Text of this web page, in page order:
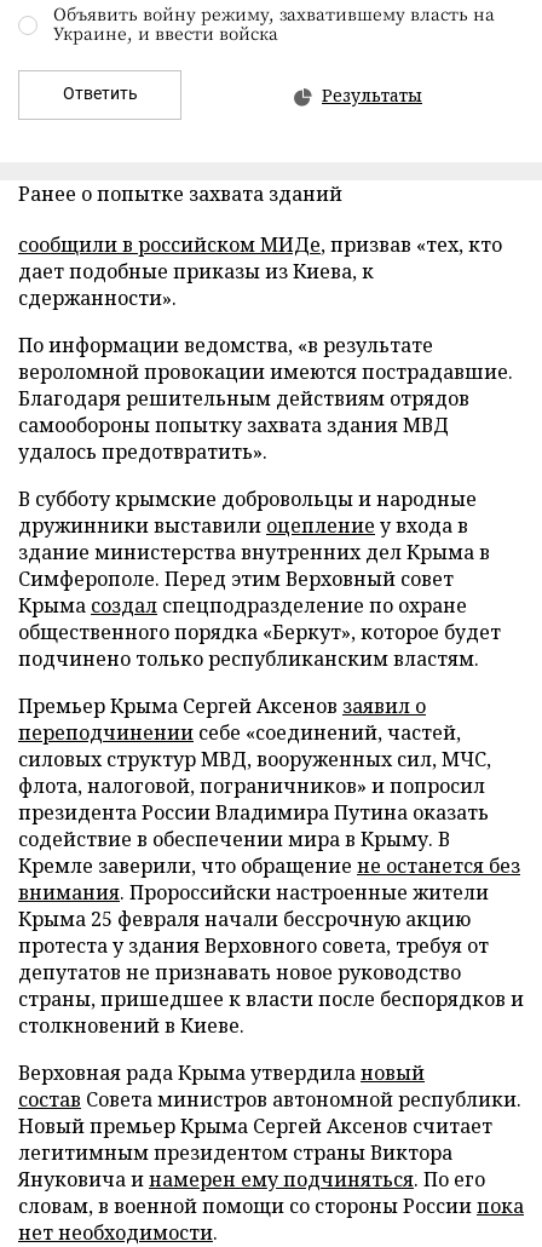
Объявить войну режиму, захватившему власть на
Украине, и ввести войска
Ответить Результаты
Ранее о попытке захвата зданий
сообщили в российском МИДе, призвав «тех, кто
дает подобные приказы из Киева, к
сдержанности».
По информации ведомства, «в результате
вероломной провокации имеются пострадавшие.
Благодаря решительным действиям отрядов
самообороны попытку захвата здания МВД
удалось предотвратить».
В субботу крымские добровольцы и народные
дружинники выставили оцепление у входа в
здание министерства внутренних дел Крыма в
Симферополе. Перед этим Верховный совет
Крыма создал спецподразделение по охране
общественного порядка «Беркут», которое будет
подчинено только республиканским властям.
Премьер Крыма Сергей Аксенов заявил о
переподчинении себе «соединений, частей,
силовых структур МВД, вооруженных сил, МЧС,
флота, налоговой, пограничников» и попросил
президента России Владимира Путина оказать
содействие в обеспечении мира в Крыму. В
Кремле заверили, что обращение не останется без
внимания. Пророссийски настроенные жители
Крыма 25 февраля начали бессрочную акцию
протеста у здания Верховного совета, требуя от
депутатов не признавать новое руководство
страны, пришедшее к власти после беспорядков и
столкновений в Киеве.
Верховная рада Крыма утвердилановый
состав Совета министров автономной республики.
Новый премьер Крыма Сергей Аксенов считает
легитимным президентом страны Виктора
Януковича инамерен ему подчиняться. По его
словам, в военной помощи со стороны Россиипока
нет необходимости.